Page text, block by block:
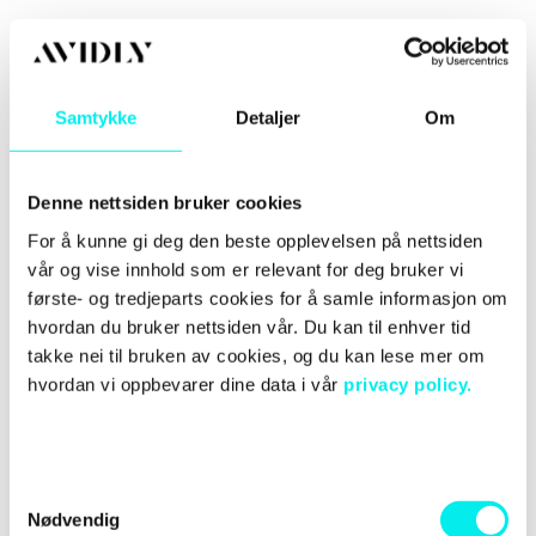
Samtykke Detaljer Om
Denne nettsiden bruker cookies
For å kunne gi deg den beste opplevelsen på nettsiden
vår og vise innhold som er relevant for deg bruker vi
første- og tredjeparts cookies for å samle informasjon om
hvordan du bruker nettsiden vår. Du kan til enhver tid
takke nei til bruken av cookies, og du kan lese mer om
hvordan vi oppbevarer dine data i vår privacy policy.
Nødvendig
RELATERTE INNLEGG